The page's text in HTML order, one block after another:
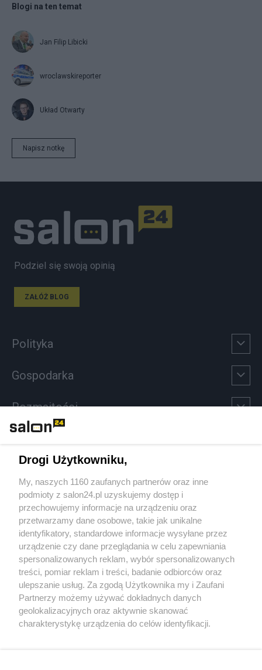
Blogi na ten temat
Jan Filip Libicki
wroclawskireporter
Układ Otwarty
Napisz notkę
Podziel się swoją opinią
ZAŁÓŻ BLOG
Polityka
Gospodarka
Rozmaitości
Sport
Społeczeństwo
Kultura
X Facebook Instagram Youtube
Drogi Użytkowniku,
My, naszych 1160 zaufanych partnerów oraz inne
podmioty z salon24.pl uzyskujemy dostęp i
przechowujemy informacje na urządzeniu oraz
przetwarzamy dane osobowe, takie jak unikalne
identyfikatory, standardowe informacje wysyłane przez
urządzenie czy dane przeglądania w celu zapewniania
spersonalizowanych reklam, wybór spersonalizowanych
treści, pomiar reklam i treści, badanie odbiorców oraz
ulepszanie usług. Za zgodą Użytkownika my i Zaufani
Partnerzy możemy używać dokładnych danych
geolokalizacyjnych oraz aktywnie skanować
charakterystykę urządzenia do celów identyfikacji.